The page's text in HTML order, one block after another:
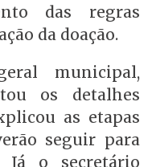
das regras
da doação.
municipal,
os detalhes
as etapas
seguir para
Já o secretário